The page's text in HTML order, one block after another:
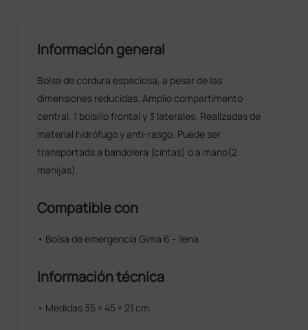
Información general
Bolsa de cordura espaciosa, a pesar de las
dimensiones reducidas. Amplio compartimento
central, 1 bolsillo frontal y 3 laterales. Realizadas de
material hidrófugo y anti-rasgo. Puede ser
transportads a bandolera (cintas) o a mano(2
manijas).
Compatible con
• Bolsa de emergencia Gima 6 - llena
Información técnica
• Medidas 35 × 45 × 21 cm.